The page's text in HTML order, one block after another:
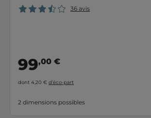
36 avis
99,00 €
dont 4,20 € d’éco-part
2 dimensions possibles